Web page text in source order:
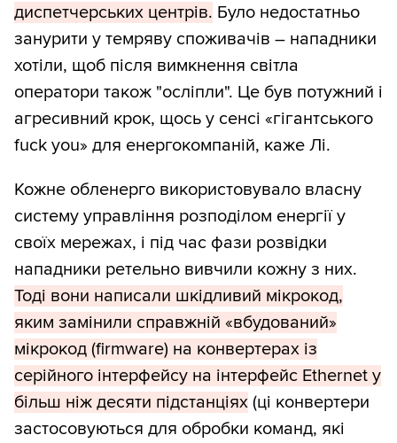
диспетчерських центрів. Було недостатньо
занурити у темряву споживачів – нападники
хотіли, щоб після вимкнення світла
оператори також "осліпли". Це був потужний і
агресивний крок, щось у сенсі «гігантського
fuck you» для енергокомпаній, каже Лі.
Кожне обленерго використовувало власну
систему управління розподілом енергії у
своїх мережах, і під час фази розвідки
нападники ретельно вивчили кожну з них.
Тоді вони написали шкідливий мікрокод,
яким замінили справжній «вбудований»
мікрокод (firmware) на конвертерах із
серійного інтерфейсу на інтерфейс Ethernet у
більш ніж десяти підстанціях (ці конвертери
застосовуються для обробки команд, які